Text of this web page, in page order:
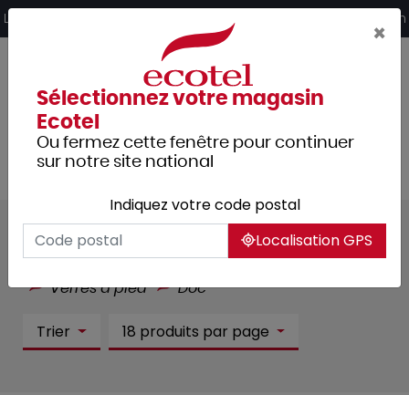
Livraison offerte dès 249€ HT d’achat et retrait 2h en magasin
Doc :3 article(s)
Verres à pied
Doc
Trier 18 produits par page
×
Sélectionnez votre magasin
Ecotel
Ou fermez cette fenêtre pour continuer
sur notre site national
Indiquez votre code postal
Localisation GPS
Panneau de gestion des cookies